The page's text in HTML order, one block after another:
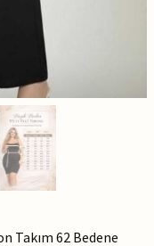
Takım 62 Bedene